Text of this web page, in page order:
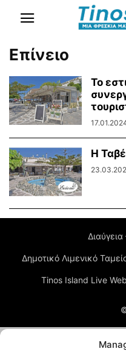
Επίνειο
Το
Η
Δημοτικό Λιμενικό
Tinos Island Live